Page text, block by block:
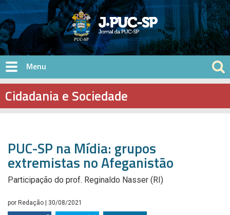
Pular para o conteúdo principal
Cidadania e Sociedade
PUC-SP na Mídia: grupos
extremistas no Afeganistão
Participação do prof. Reginaldo Nasser (RI)
por Redação | 30/08/2021